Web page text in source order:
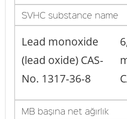
SVHC substance name
Lead monoxide
(lead oxide) CAS-
No. 1317-36-8
MB başına net ağırlık